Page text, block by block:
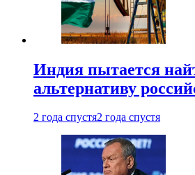
Индия пытается
альтернативу
2 года спустя2 года спустя